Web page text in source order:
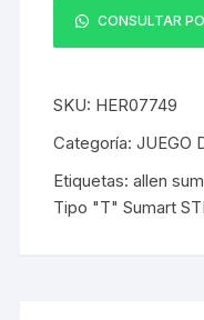
Allen
Profesional
"T"
Sumart
STH-
6
6
CONSULTAR
SKU: HER07749
Categoría:JUEGO
Etiquetas:allen
Tipo "T" Sumart